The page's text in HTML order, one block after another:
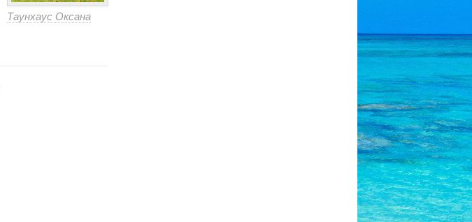
Таунхаус Оксана